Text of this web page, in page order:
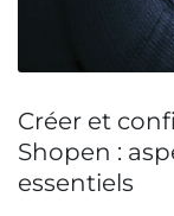
Créer et
Shopen :
essentiels